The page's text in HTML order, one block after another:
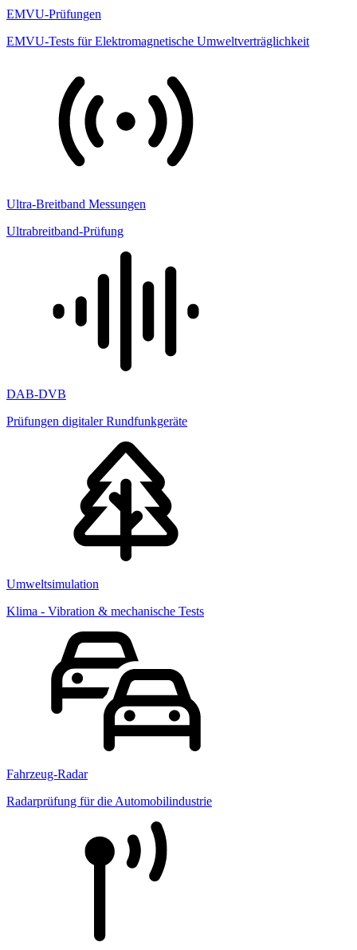
EMVU-Prüfungen
EMVU-Tests für Elektromagnetische Umweltverträglichkeit
Ultra-Breitband Messungen
Ultrabreitband-Prüfung
DAB-DVB
Prüfungen digitaler Rundfunkgeräte
Umweltsimulation
Klima - Vibration & mechanische Tests
Fahrzeug-Radar
Radarprüfung für die Automobilindustrie